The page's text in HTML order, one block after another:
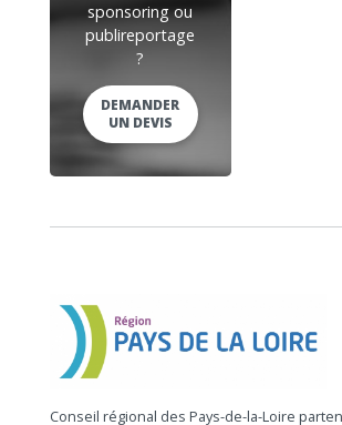
sponsoring ou
publireportage
?
DEMANDER
UN DEVIS
Conseil régional des Pays-de-la-Loire